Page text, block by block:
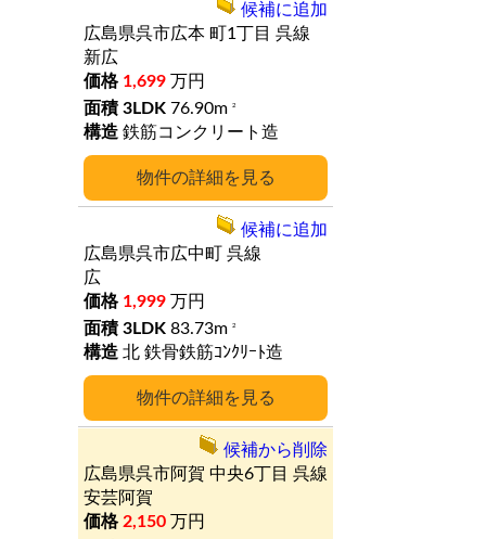
詳細
広島県呉市広本 町1丁目 呉線
新広
1,699 万円
3LDK 76.90m 2
鉄筋コンクリート造
候補に追加
詳細
広島県呉市広中町 呉線
広
1,999 万円
3LDK 83.73m 2
北 鉄骨鉄筋ｺﾝｸﾘｰﾄ造
候補に追加
広島県呉市阿賀 中央6丁目 呉線
安芸阿賀
2,150 万円
候補から削除